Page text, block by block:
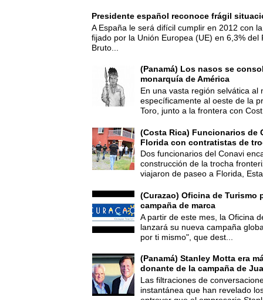
Presidente español reconoce frágil
A España le será difícil cumplir en 2012 con
fijado por la Unión Europea (UE) en 6,3% del
Bruto...
(Panamá) Los nasos se
monarquía de América
En una vasta región selvática al
específicamente al oeste de la
Toro, junto a la frontera con
(Costa Rica) Funcionarios de
Florida con contratistas de
Dos funcionarios del Conavi
construcción de la trocha
viajaron de paseo a Florida,
(Curazao) Oficina de Turismo
campaña de marca
A partir de este mes, la Oficina
lanzará su nueva campaña
por ti mismo", que dest...
(Panamá) Stanley Motta era
donante de la campaña de
Las filtraciones de
instantánea que han revelado